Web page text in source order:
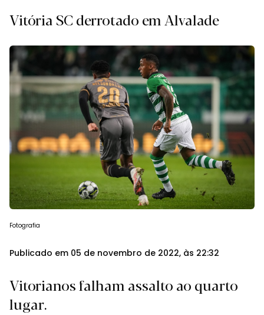
Vitória SC derrotado em Alvalade
Fotografia
Publicado em 05 de novembro de 2022, às 22:32
Vitorianos falham assalto ao quarto
lugar.